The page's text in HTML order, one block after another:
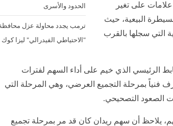
الحدود والأسرى
ترمب يجدد محاولة عزل
"الاحتياطي الفيدرالي" ليزا كوك
على تغير
البيعية، حيث
التي سجلها بالقرب
الرئيسي الذي خيم على أداء السهم لفترات
فنياً بمرحلة التجميع العرضي، وهي المرحلة التي
الصعود التصحيحي.
يلاحظ أن سهم ريدان كان قد مر بمرحلة تجميع